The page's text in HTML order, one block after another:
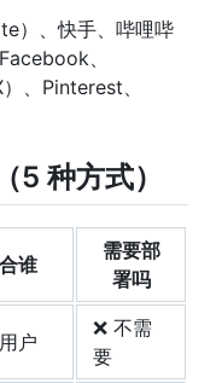
）、快手、哔哩哔
、
、Pinterest、
5 种方式）
谁
需要部
署吗
户
❌ 不需
要